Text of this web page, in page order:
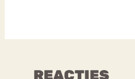
REACTIES